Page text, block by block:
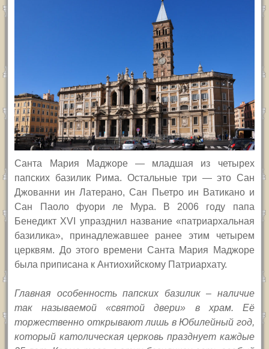
Санта Мария Маджоре — младшая из четырех
папских базилик Рима. Остальные три — это Сан
Джованни ин Латерано, Сан Пьетро ин Ватикано и
Сан Паоло фуори ле Мура. В 2006 году папа
БенедиктXVI упразднил название «патриархальная
базилика», принадлежавшее ранее этим четырем
церквям. До этого времени Санта Мария Маджоре
была приписана к Антиохийскому Патриархату.
Главная особенность папских базилик – наличие
так называемой «святой двери» в храм. Её
торжественно открывают лишь в Юбилейный год,
который католическая церковь празднует каждые